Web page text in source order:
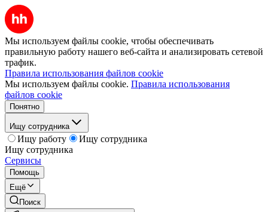
Мы используем файлы cookie, чтобы обеспечивать
правильную работу нашего веб-сайта и анализировать сетевой
трафик.
Правила использования файлов cookie
Мы используем файлы cookie. Правила использования
файлов cookie
Понятно
Ищу сотрудника
Ищу работу
Ищу сотрудника
Ищу сотрудника
Сервисы
Помощь
Ещё
Поиск